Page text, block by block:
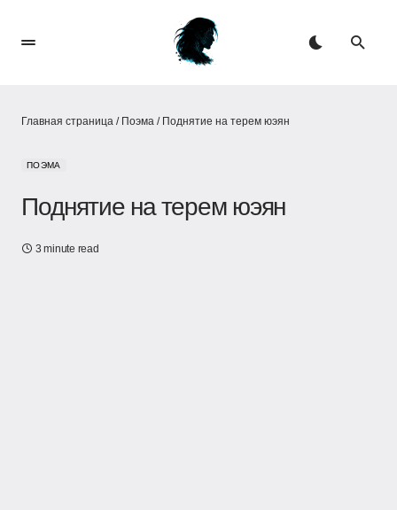
Главная страница / Поэма / Поднятие на терем юэян
ПОЭМА
Поднятие на терем юэян
3 minute read